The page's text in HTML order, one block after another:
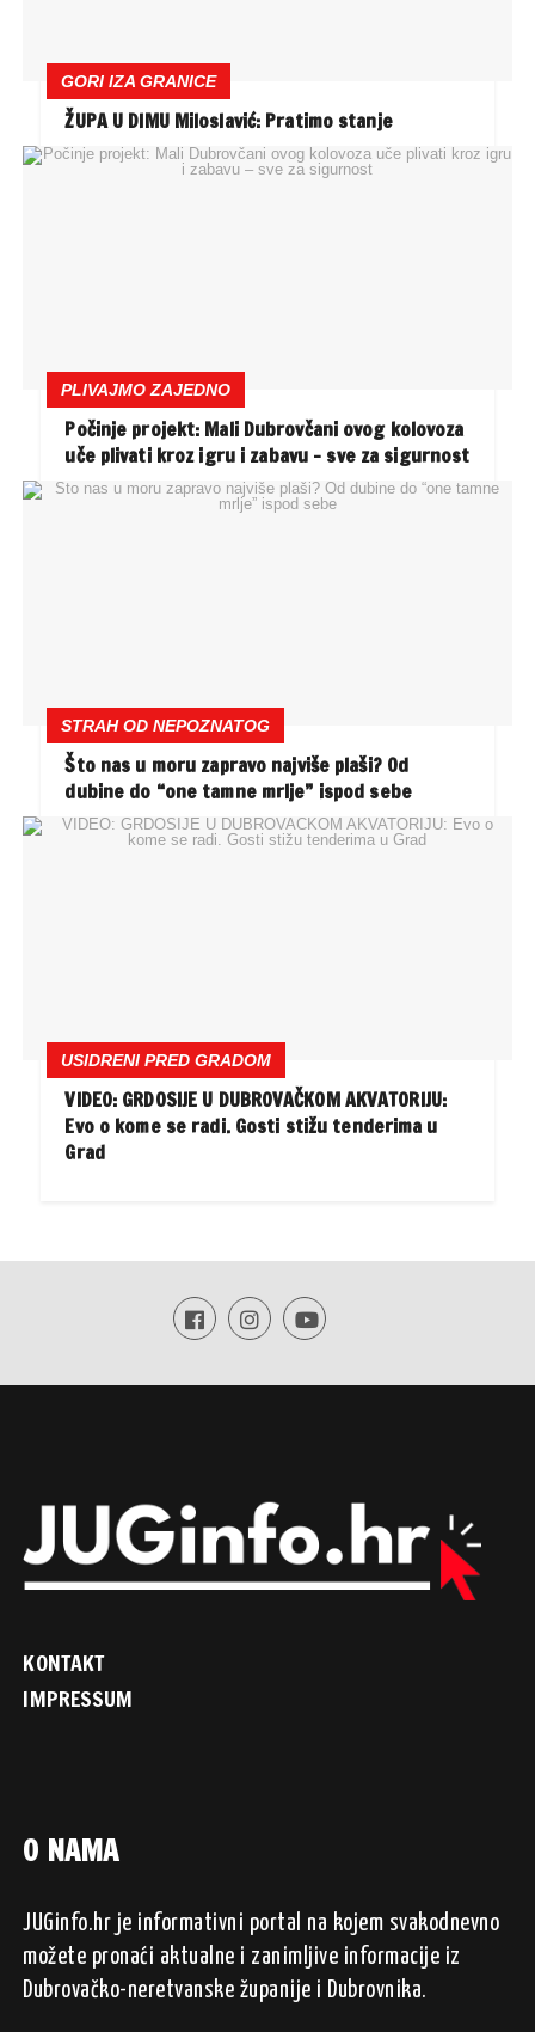
GORI IZA GRANICE
ŽUPA U DIMU Miloslavić: Pratimo stanje
PLIVAJMO ZAJEDNO
Počinje projekt: Mali Dubrovčani ovog kolovoza
uče plivati kroz igru i zabavu – sve za sigurnost
STRAH OD NEPOZNATOG
Što nas u moru zapravo najviše plaši? Od
dubine do “one tamne mrlje” ispod sebe
USIDRENI PRED GRADOM
VIDEO: GRDOSIJE U DUBROVAČKOM AKVATORIJU:
Evo o kome se radi. Gosti stižu tenderima u
Grad
KONTAKT
IMPRESSUM
O NAMA
JUGinfo.hr je informativni portal na kojem svakodnevno
možete pronaći aktualne i zanimljive informacije iz
Dubrovačko-neretvanske županije i Dubrovnika.